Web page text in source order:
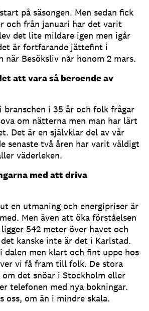
på säsongen. Men sedan fick
och från januari har det varit
det lite mildare igen men igår
är fortfarande jättefint i
när Besöksliv når honom 2 mars.
att vara så beroende av
branschen i 35 år och folk frågar
om nätterna men man har lärt
Det är en självklar del av vår
senaste två åren har varit väldigt
väderleken.
med att driva
en utmaning och energipriser är
Men även att öka förståelsen
542 meter över havet och
kanske inte är det i Karlstad.
dalen men klart och fint uppe hos
vi få fram till folk. De stora
det snöar i Stockholm eller
telefonen med nya bokningar.
oss, om än i mindre skala.